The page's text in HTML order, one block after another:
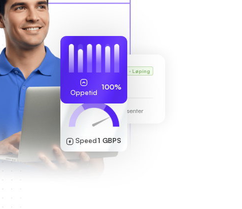
Karls VPS Løping
255.189.85.19
Frankfurt datasenter
Speed1 GBPS
Oppetid
100%